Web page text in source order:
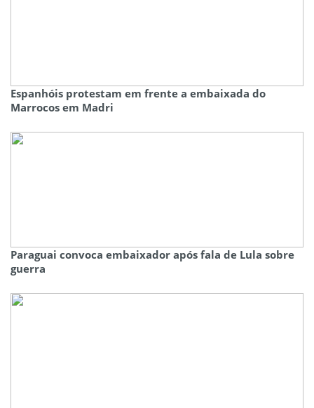
Espanhóis protestam em frente a embaixada do
Marrocos em Madri
Paraguai convoca embaixador após fala de Lula sobre
guerra